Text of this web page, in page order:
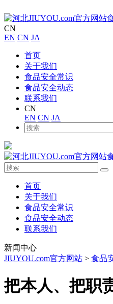
CN
EN CN JA
首页
关于我们
食品安全常识
食品安全动态
联系我们
CN
EN CN JA
首页
关于我们
食品安全常识
食品安全动态
联系我们
新闻中心
JIUYOU.com官方网站 > 食品
把本人、把职